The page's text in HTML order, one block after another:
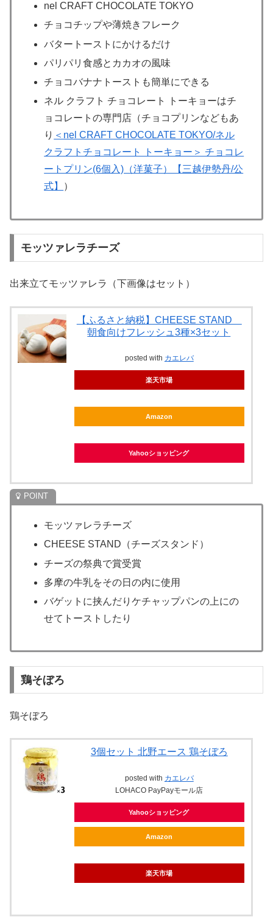
nel CRAFT CHOCOLATE TOKYO
チョコチップや薄焼きフレーク
バタートーストにかけるだけ
パリパリ食感とカカオの風味
チョコバナナトーストも簡単にできる
ネル クラフト チョコレート トーキョーはチ
ョコレートの専門店（チョコプリンなどもあ
り ＜nel CRAFT CHOCOLATE TOKYO/ネル
クラフトチョコレート トーキョー＞ チョコレ
ートプリン(6個入)（洋菓子）【三越伊勢丹/公
式】
）
モッツァレラチーズ
出来立てモッツァレラ（下画像はセット）
【ふるさと納税】CHEESE STAND
朝食向けフレッシュ3種×3セット
posted with カエレバ
楽天市場
Amazon
Yahooショッピング
モッツァレラチーズ
CHEESE STAND（チーズスタンド）
チーズの祭典で賞受賞
多摩の牛乳をその日の内に使用
バゲットに挟んだりケチャップパンの上にの
せてトーストしたり
鶏そぼろ
鶏そぼろ
3個セット 北野エース 鶏そぼろ
posted with カエレバ
LOHACO PayPayモール店
Yahooショッピング
Amazon
楽天市場